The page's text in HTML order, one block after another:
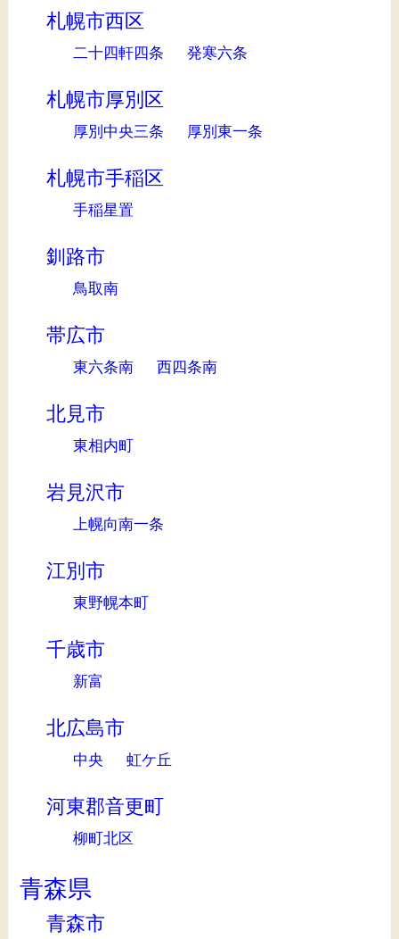
札幌市西区
二十四軒四条 発寒六条
札幌市厚別区
厚別中央三条 厚別東一条
札幌市手稲区
手稲星置
釧路市
鳥取南
帯広市
東六条南 西四条南
北見市
東相内町
岩見沢市
上幌向南一条
江別市
東野幌本町
千歳市
新富
北広島市
中央 虹ケ丘
河東郡音更町
柳町北区
青森県
青森市